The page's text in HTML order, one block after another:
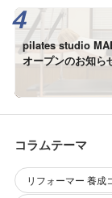
pilates studio MAEDA草薙店
オープンのお知ら
コラムテーマ
リフォーマー 養成